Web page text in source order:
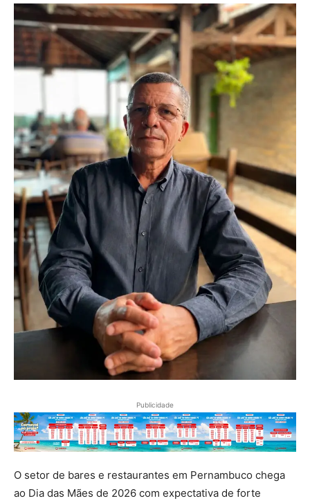
Publicidade
O setor de bares e restaurantes em Pernambuco chega
ao Dia das Mães de 2026 com expectativa de forte